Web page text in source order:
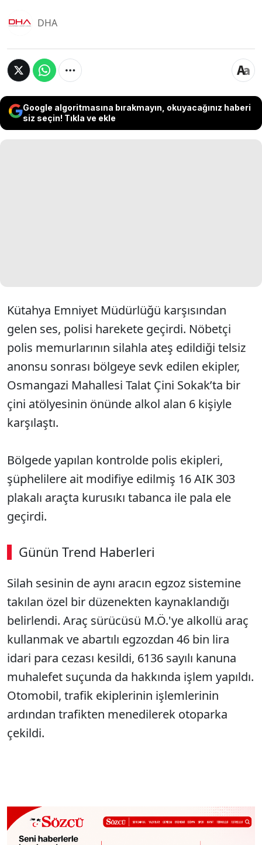
DHA
Google algoritmasına bırakmayın, okuyacağınız haberi
siz seçin! Tıkla ve ekle
Kütahya Emniyet Müdürlüğü karşısından
gelen ses, polisi harekete geçirdi. Nöbetçi
polis memurlarının silahla ateş edildiği telsiz
anonsu sonrası bölgeye sevk edilen ekipler,
Osmangazi Mahallesi Talat Çini Sokak’ta bir
çini atölyesinin önünde alkol alan 6 kişiyle
karşılaştı.
Bölgede yapılan kontrolde polis ekipleri,
şüphelilere ait modifiye edilmiş 16 AIK 303
plakalı araçta kurusıkı tabanca ile pala ele
geçirdi.
Günün Trend Haberleri
Silah sesinin de aynı aracın egzoz sistemine
takılan özel bir düzenekten kaynaklandığı
belirlendi. Araç sürücüsü M.Ö.'ye alkollü araç
kullanmak ve abartılı egzozdan 46 bin lira
idari para cezası kesildi, 6136 sayılı kanuna
muhalefet suçunda da hakkında işlem yapıldı.
Otomobil, trafik ekiplerinin işlemlerinin
ardından trafikten menedilerek otoparka
çekildi.